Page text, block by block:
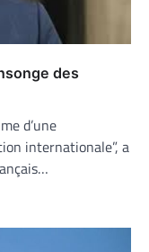
des
d’une
internationale”, a